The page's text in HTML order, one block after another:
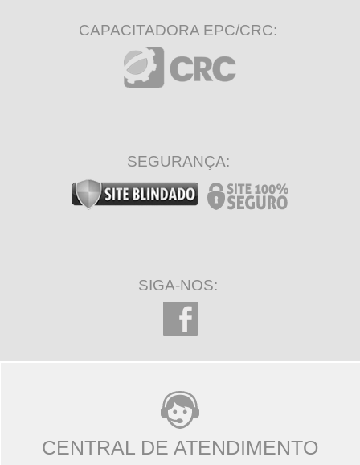
CAPACITADORA EPC/CRC:
SEGURANÇA:
SIGA-NOS:
CENTRAL DE ATENDIMENTO